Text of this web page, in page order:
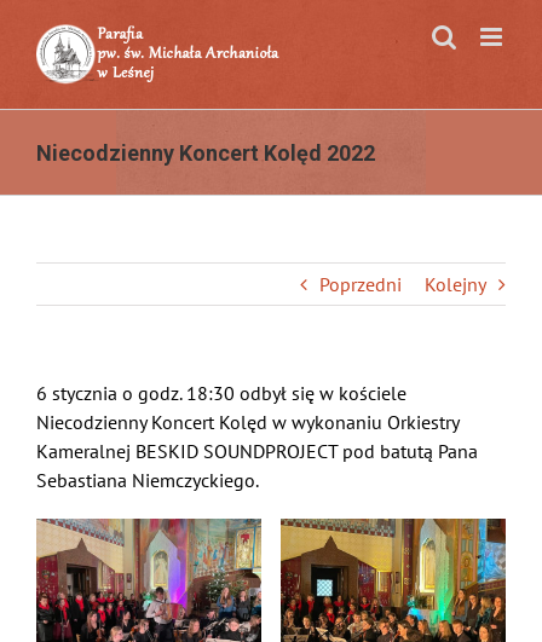
zawartości
Niecodzienny Koncert Kolęd 2022
Poprzedni Kolejny
6 stycznia o godz. 18:30 odbył się w kościele
Niecodzienny Koncert Kolęd w wykonaniu Orkiestry
Kameralnej BESKID SOUNDPROJECT pod batutą Pana
Sebastiana Niemczyckiego.